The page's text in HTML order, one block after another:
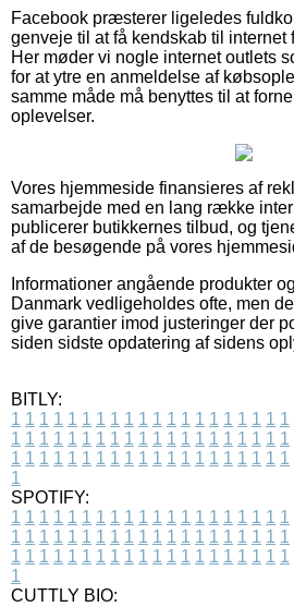
Facebook præsterer ligeledes
genveje til at få kendskab til
Her møder vi nogle internet outlets
for at ytre en anmeldelse af
samme måde må benyttes til at
oplevelser.
Vores hjemmeside finansieres af
samarbejde med en lang række
publicerer butikkernes tilbud, og
af de besøgende på vores
Informationer angående produkter
Danmark vedligeholdes ofte, men
give garantier imod justeringer der
siden sidste opdatering af sidens
BITLY:
1 1 1 1 1 1 1 1 1 1 1 1 1 1 1 1 1 1 1 1
1 1 1 1 1 1 1 1 1 1 1 1 1 1 1 1 1 1 1 1
1 1 1 1 1 1 1 1 1 1 1 1 1 1 1 1 1 1 1 1
1
SPOTIFY:
1 1 1 1 1 1 1 1 1 1 1 1 1 1 1 1 1 1 1 1
1 1 1 1 1 1 1 1 1 1 1 1 1 1 1 1 1 1 1 1
1 1 1 1 1 1 1 1 1 1 1 1 1 1 1 1 1 1 1 1
1
CUTTLY BIO: